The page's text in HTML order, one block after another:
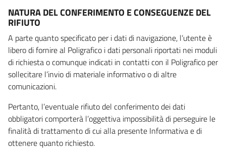
NATURA DEL CONFERIMENTO E CONSEGUENZE DEL
RIFIUTO
A parte quanto specificato per i dati di navigazione, l’utente è
libero di fornire al Poligrafico i dati personali riportati nei moduli
di richiesta o comunque indicati in contatti con il Poligrafico per
sollecitare l’invio di materiale informativo o di altre
comunicazioni.
Pertanto, l’eventuale rifiuto del conferimento dei dati
obbligatori comporterà l’oggettiva impossibilità di perseguire le
finalità di trattamento di cui alla presente Informativa e di
ottenere quanto richiesto.